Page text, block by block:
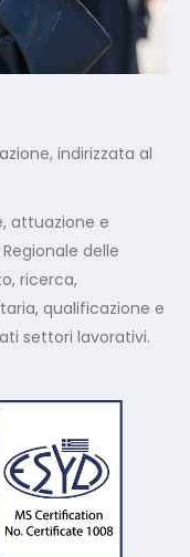
indirizzata al
attuazione e
delle
ricerca,
qualificazione e
settori lavorativi.